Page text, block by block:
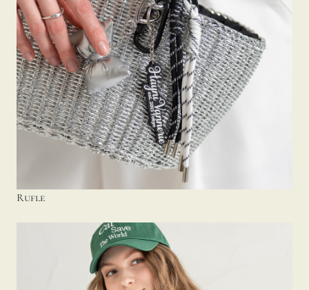
Rufle